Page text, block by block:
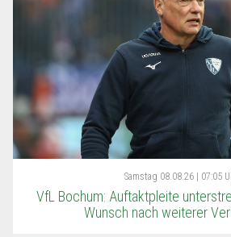
Samstag 08.08.26 | 07:05
VfL Bochum: Auftaktpleite
Wunsch nach weiterer